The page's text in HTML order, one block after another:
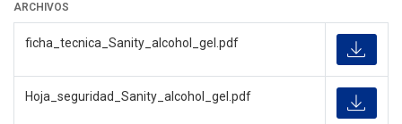
ARCHIVOS
ficha_tecnica_Sanity_alcohol_gel.pdf
Hoja_seguridad_Sanity_alcohol_gel.pdf